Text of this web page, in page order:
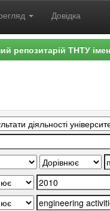
Довідка
репозитарій ТНТУ